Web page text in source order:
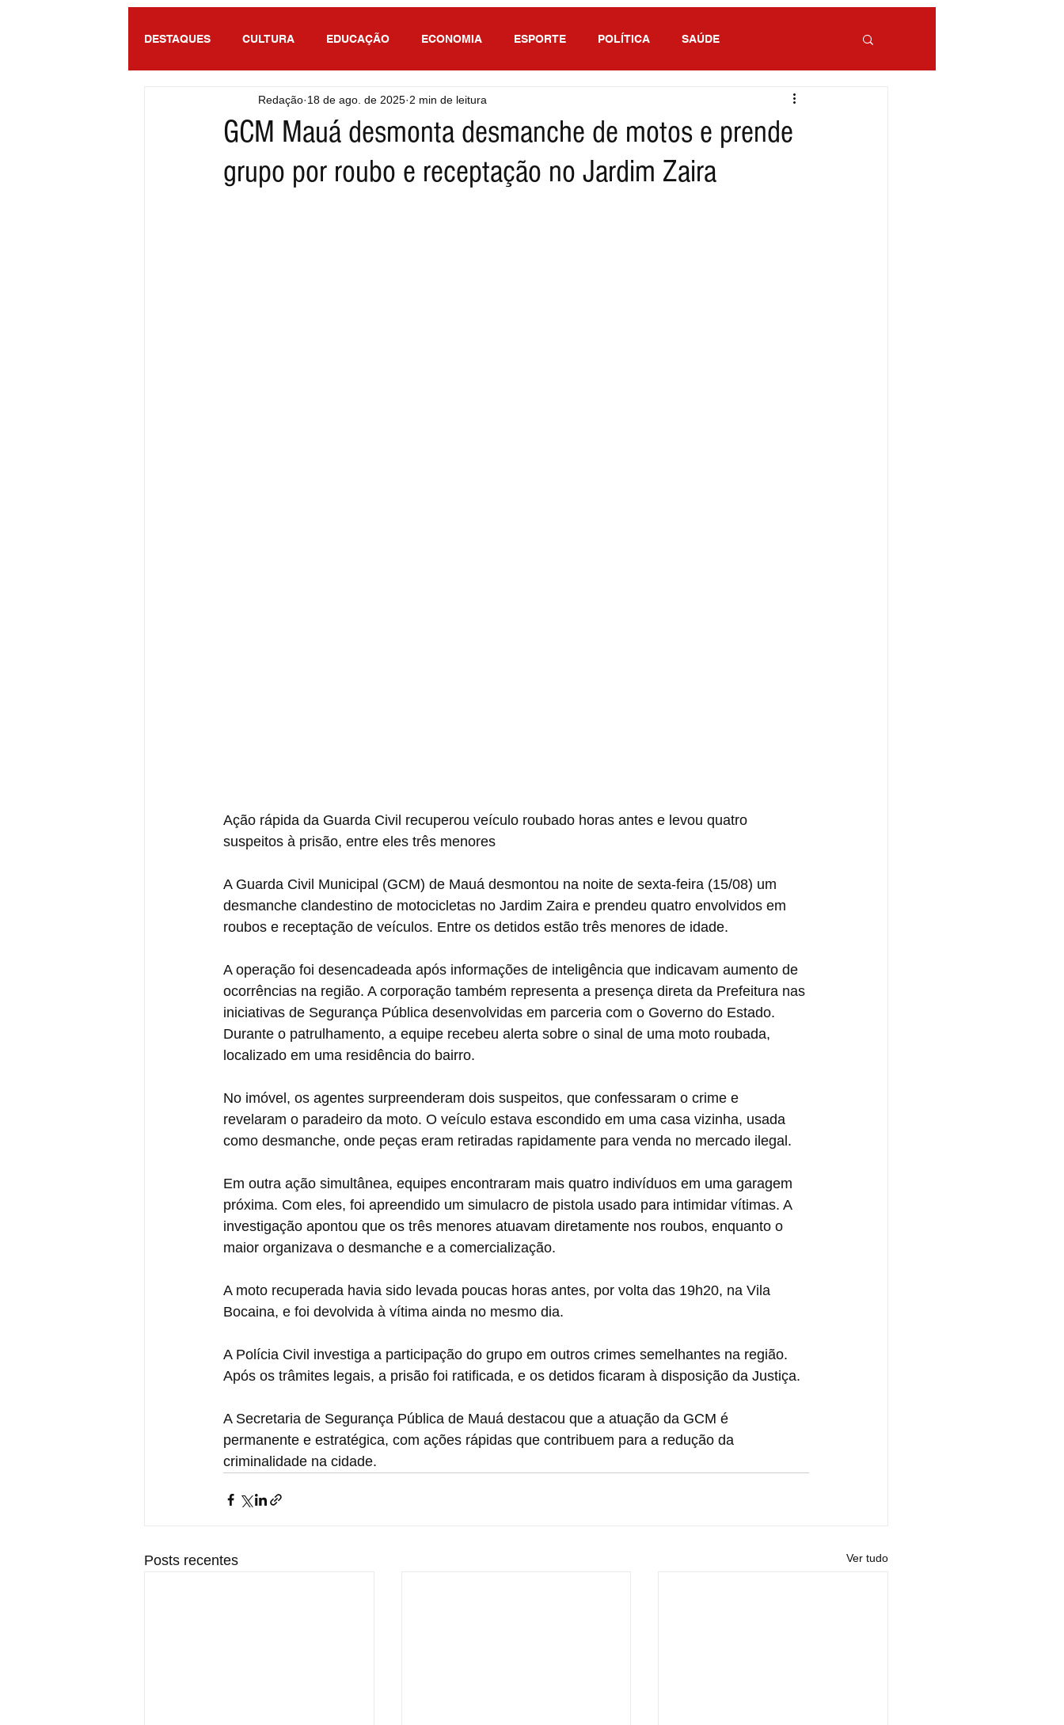
DESTAQUES CULTURA EDUCAÇÃO ECONOMIA ESPORTE POLÍTICA SAÚDE
ENTRETENIMENTO SÃO PAULO
GCM Mauá desmonta desmanche de motos e prende
grupo por roubo e receptação no Jardim Zaira
Redação 18 de ago. de 2025 2 min de leitura
Ação rápida da Guarda Civil recuperou veículo roubado horas antes e levou quatro
suspeitos à prisão, entre eles três menores
A Guarda Civil Municipal (GCM) de Mauá desmontou na noite de sexta-feira (15/08) um
desmanche clandestino de motocicletas no Jardim Zaira e prendeu quatro envolvidos em
roubos e receptação de veículos. Entre os detidos estão três menores de idade.
A operação foi desencadeada após informações de inteligência que indicavam aumento de
ocorrências na região. A corporação também representa a presença direta da Prefeitura nas
iniciativas de Segurança Pública desenvolvidas em parceria com o Governo do Estado.
Durante o patrulhamento, a equipe recebeu alerta sobre o sinal de uma moto roubada,
localizado em uma residência do bairro.
No imóvel, os agentes surpreenderam dois suspeitos, que confessaram o crime e
revelaram o paradeiro da moto. O veículo estava escondido em uma casa vizinha, usada
como desmanche, onde peças eram retiradas rapidamente para venda no mercado ilegal.
Em outra ação simultânea, equipes encontraram mais quatro indivíduos em uma garagem
próxima. Com eles, foi apreendido um simulacro de pistola usado para intimidar vítimas. A
investigação apontou que os três menores atuavam diretamente nos roubos, enquanto o
maior organizava o desmanche e a comercialização.
A moto recuperada havia sido levada poucas horas antes, por volta das 19h20, na Vila
Bocaina, e foi devolvida à vítima ainda no mesmo dia.
A Polícia Civil investiga a participação do grupo em outros crimes semelhantes na região.
Após os trâmites legais, a prisão foi ratificada, e os detidos ficaram à disposição da Justiça.
A Secretaria de Segurança Pública de Mauá destacou que a atuação da GCM é
permanente e estratégica, com ações rápidas que contribuem para a redução da
criminalidade na cidade.
Posts recentes Ver tudo